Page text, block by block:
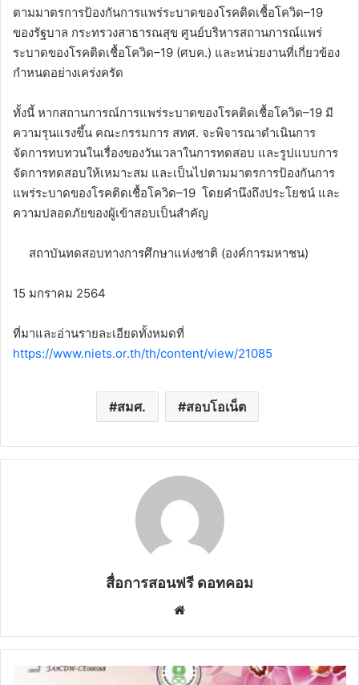
ตามมาตรการป้องกันการแพร่ระบาดของโรคติดเชื้อโควิด–19
ของรัฐบาล กระทรวงสาธารณสุข ศูนย์บริหารสถานการณ์แพร่
ระบาดของโรคติดเชื้อโควิด–19 (ศบค.) และหน่วยงานที่เกี่ยวข้อง
กำหนดอย่างเคร่งครัด
ทั้งนี้ หากสถานการณ์การแพร่ระบาดของโรคติดเชื้อโควิด–19 มี
ความรุนแรงขึ้น คณะกรรมการ สทศ. จะพิจารณาดำเนินการ
จัดการทบทวนในเรื่องของวันเวลาในการทดสอบ และรูปแบบการ
จัดการทดสอบให้เหมาะสม และเป็นไปตามมาตรการป้องกันการ
แพร่ระบาดของโรคติดเชื้อโควิด–19 โดยคำนึงถึงประโยชน์ และ
ความปลอดภัยของผู้เข้าสอบเป็นสำคัญ
สถาบันทดสอบทางการศึกษาแห่งชาติ (องค์การมหาชน)
15 มกราคม 2564
ที่มาและอ่านรายละเอียดทั้งหมดที่
https://www.niets.or.th/th/content/view/21085
สมศ. สอบโอเน็ต
สื่อการสอนฟรี ดอทคอม